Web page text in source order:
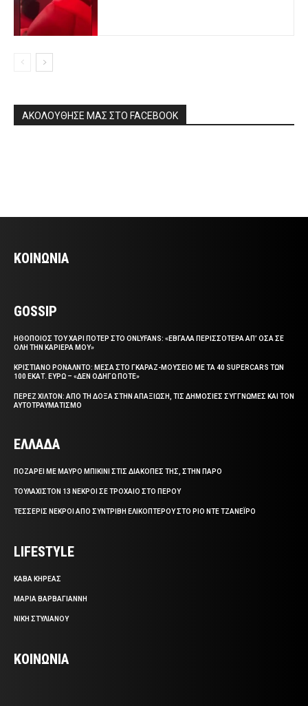
ΑΚΟΛΟΥΘΗΣΕ ΜΑΣ ΣΤΟ FACEBOOK
ΚΟΙΝΩΝΙΑ
GOSSIP
ΗΘΟΠΟΙΟΣ ΤΟΥ ΧΑΡΙ ΠΟΤΕΡ ΣΤΟ ONLYFANS: «ΕΒΓΑΛΑ ΠΕΡΙΣΣΟΤΕΡΑ ΑΠ’ ΟΣΑ ΣΕ
ΟΛΗ ΤΗΝ ΚΑΡΙΕΡΑ ΜΟΥ»
ΚΡΙΣΤΙΑΝΟ ΡΟΝΑΛΝΤΟ: ΜΕΣΑ ΣΤΟ ΓΚΑΡΑΖ-ΜΟΥΣΕΙΟ ΜΕ ΤΑ 40 SUPERCARS ΤΩΝ
100 ΕΚΑΤ. ΕΥΡΩ – «ΔΕΝ ΟΔΗΓΩ ΠΟΤΕ»
ΠΕΡΕΖ ΧΙΛΤΟΝ: ΑΠΟ ΤΗ ΔΟΞΑ ΣΤΗΝ ΑΠΑΞΙΩΣΗ, ΤΙΣ ΔΗΜΟΣΙΕΣ ΣΥΓΓΝΩΜΕΣ ΚΑΙ ΤΟΝ
ΑΥΤΟΤΡΑΥΜΑΤΙΣΜΟ
ΕΛΛΑΔΑ
ΠΟΖΑΡΕΙ ΜΕ ΜΑΥΡΟ ΜΠΙΚΙΝΙ ΣΤΙΣ ΔΙΑΚΟΠΕΣ ΤΗΣ, ΣΤΗΝ ΠΑΡΟ
ΤΟΥΛΑΧΙΣΤΟΝ 13 ΝΕΚΡΟΙ ΣΕ ΤΡΟΧΑΙΟ ΣΤΟ ΠΕΡΟΥ
ΤΕΣΣΕΡΙΣ ΝΕΚΡΟΙ ΑΠΟ ΣΥΝΤΡΙΒΗ ΕΛΙΚΟΠΤΕΡΟΥ ΣΤΟ ΡΙΟ ΝΤΕ ΤΖΑΝΕΪΡΟ
LIFESTYLE
ΚΑΒΑ ΚΗΡΕΑΣ
ΜΑΡΙΑ ΒΑΡΒΑΓΙΑΝΝΗ
ΝΙΚΗ ΣΤΥΛΙΑΝΟΥ
ΚΟΙΝΩΝΙΑ